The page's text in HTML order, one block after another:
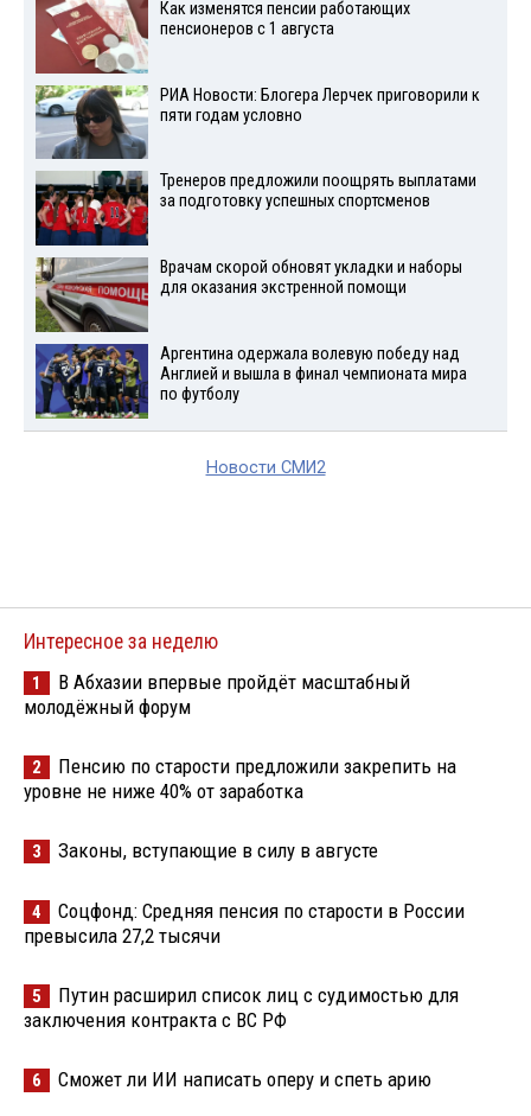
Как изменятся пенсии работающих
пенсионеров с 1 августа
РИА Новости: Блогера Лерчек приговорили к
пяти годам условно
Тренеров предложили поощрять выплатами
за подготовку успешных спортсменов
Врачам скорой обновят укладки и наборы
для оказания экстренной помощи
Аргентина одержала волевую победу над
Англией и вышла в финал чемпионата мира
по футболу
Новости СМИ2
Интересное за неделю
1
В Абхазии впервые пройдёт масштабный
молодёжный форум
2
Пенсию по старости предложили закрепить на
уровне не ниже 40% от заработка
3 Законы, вступающие в силу в августе
4
Соцфонд: Средняя пенсия по старости в России
превысила 27,2 тысячи
5
Путин расширил список лиц с судимостью для
заключения контракта с ВС РФ
6 Сможет ли ИИ написать оперу и спеть арию